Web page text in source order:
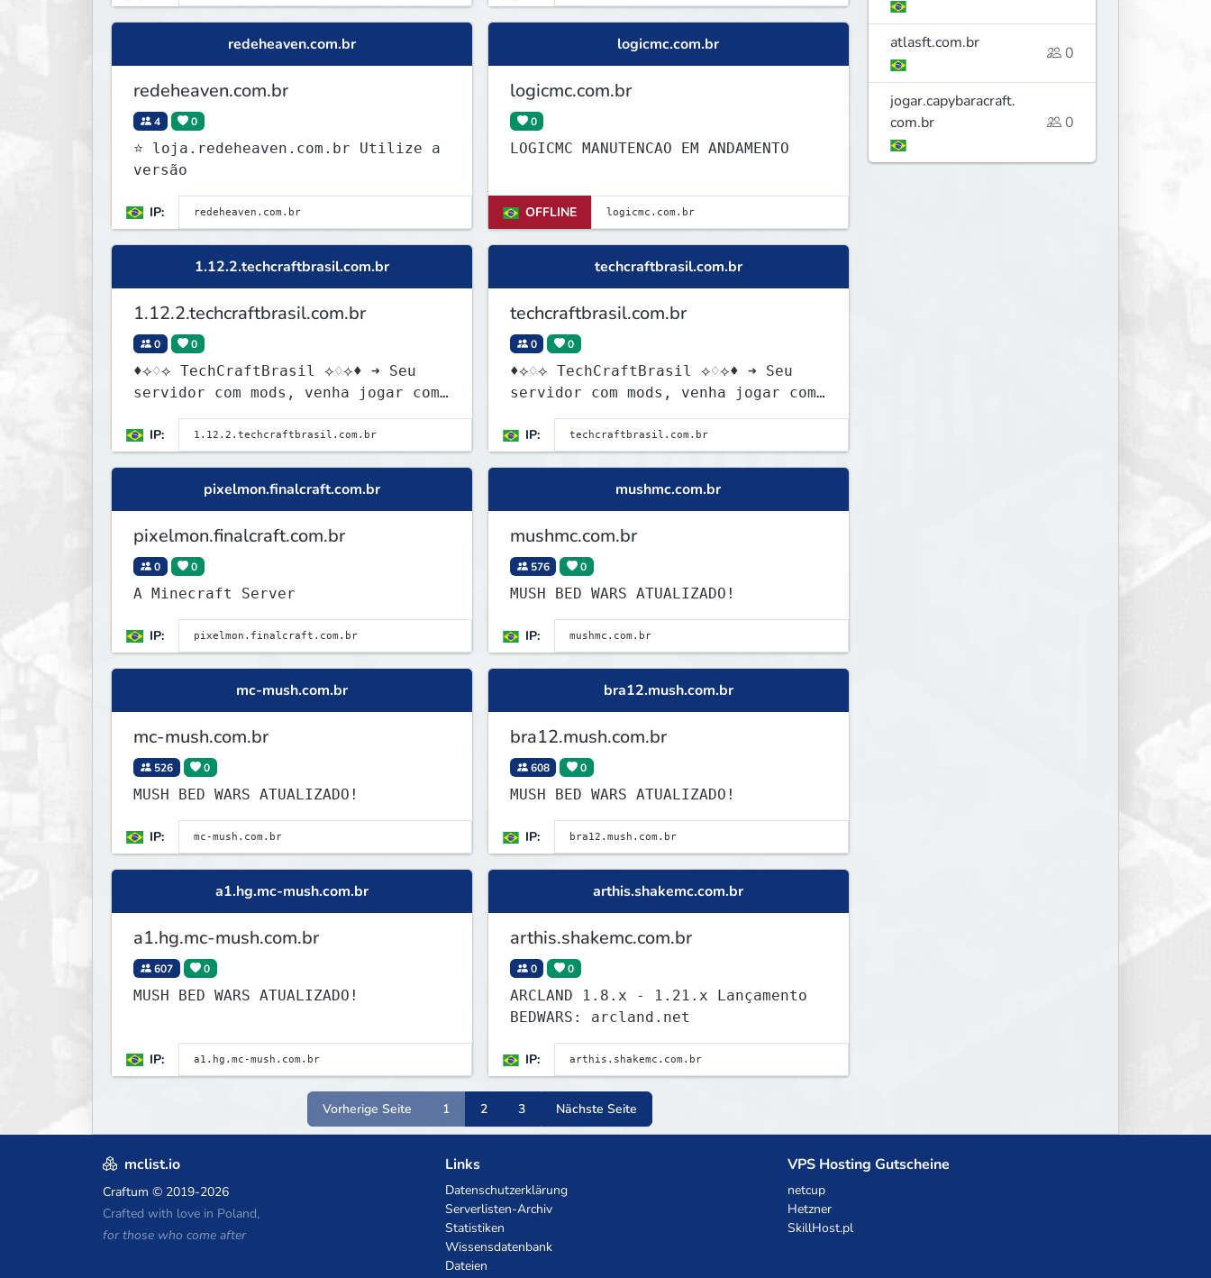
redeheaven.com.br
redeheaven.com.br
4 0
⭐ loja.redeheaven.com.br Utilize a
versão
IP:
logicmc.com.br
logicmc.com.br
0
LOGICMC MANUTENCAO EM ANDAMENTO
OFFLINE
1.12.2.techcraftbrasil.com.br
1.12.2.techcraftbrasil.com.br
0 0
♦⟡♢⟡ TechCraftBrasil ⟡♢⟡♦ ➜ Seu
servidor com mods, venha jogar com
a gnt ★
IP:
techcraftbrasil.com.br
techcraftbrasil.com.br
0 0
♦⟡♢⟡ TechCraftBrasil ⟡♢⟡♦ ➜ Seu
servidor com mods, venha jogar com
a gnt ★
IP:
pixelmon.finalcraft.com.br
pixelmon.finalcraft.com.br
0 0
A Minecraft Server
IP:
mushmc.com.br
mushmc.com.br
576 0
MUSH BED WARS ATUALIZADO!
IP:
mc-mush.com.br
mc-mush.com.br
526 0
MUSH BED WARS ATUALIZADO!
IP:
bra12.mush.com.br
bra12.mush.com.br
608 0
MUSH BED WARS ATUALIZADO!
IP:
a1.hg.mc-mush.com.br
a1.hg.mc-mush.com.br
607 0
MUSH BED WARS ATUALIZADO!
IP:
arthis.shakemc.com.br
arthis.shakemc.com.br
0 0
ARCLAND 1.8.x - 1.21.x Lançamento
BEDWARS: arcland.net
IP:
Vorherige Seite 1 2 3 Nächste Seite
atlasft.com.br
0
jogar.capybaracraft.
com.br
0
mclist.io
Craftum © 2019-2026
Crafted with love in Poland,
for those who come after
Links
Datenschutzerklärung
Serverlisten-Archiv
Statistiken
Wissensdatenbank
Dateien
VPS Hosting Gutscheine
netcup
Hetzner
SkillHost.pl